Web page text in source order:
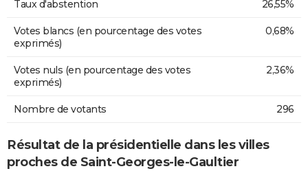
Taux d'abstention 26,55%
Votes blancs (en pourcentage des votes
exprimés)
0,68%
Votes nuls (en pourcentage des votes
exprimés)
2,36%
Nombre de votants 296
Résultat de la présidentielle dans les villes
proches de Saint-Georges-le-Gaultier